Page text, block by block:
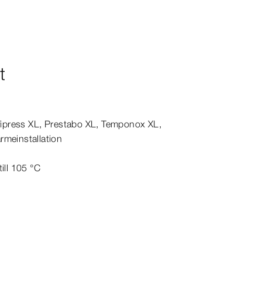
XL, Prestabo XL,Temponox XL,
105 °C